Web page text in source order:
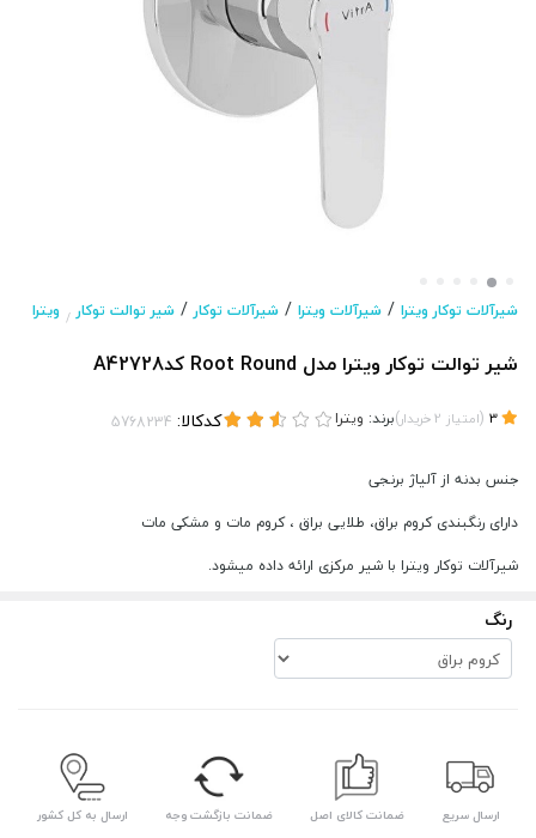
شیرآلات توکار ویترا / شیرآلات ویترا / شیرآلات توکار/ شیر توالت توکار / ویترا
شیر توالت توکار ویترا مدل Root Round کدA42728
(امتیاز 2خریدار)برند: ویترا کدکالا:
جنس بدنه از آلیاژ برنجی
دارای رنگبندی کروم براق، طلایی براق ، کروم مات و مشکی مات
شیرآلات توکار ویترا با شیر مرکزی ارائه داده میشود.
رنگ
ارسال سریع ضمانت کالای اصل ضمانت بازگشت وجه ارسال به کل کشور